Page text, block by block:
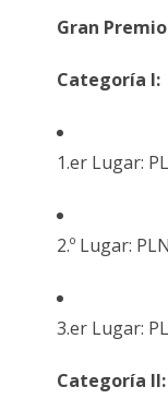
Gran
Categoría I:
1.er Lugar:
2.º Lugar:
3.er Lugar:
Categoría II: